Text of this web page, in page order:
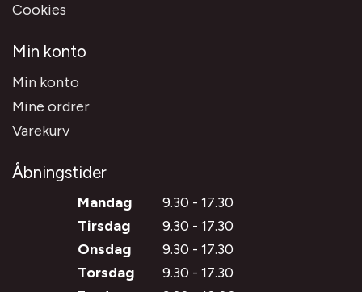
Cookies
Min konto
Min konto
Mine ordrer
Varekurv
Åbningstider
Mandag
9.30 - 17.30
Tirsdag
9.30 - 17.30
Onsdag
9.30 - 17.30
Torsdag
9.30 - 17.30